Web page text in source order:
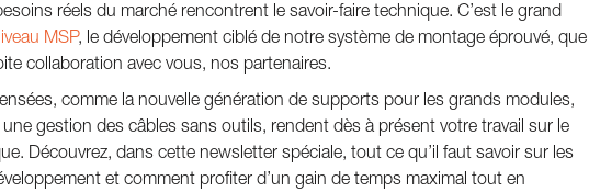
réels du marché rencontrent le savoir-faire technique. C’est le grand
MSP, le développement ciblé de notre système de montage éprouvé, que
collaboration avec vous, nos partenaires.
comme la nouvelle génération de supports pour les grands modules,
gestion des câbles sans outils, rendent dès à présent votre travail sur le
Découvrez, dans cette newsletter spéciale, tout ce qu’il faut savoir sur les
et comment profiter d’un gain de temps maximal tout en